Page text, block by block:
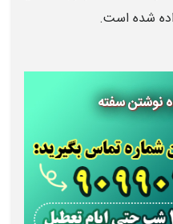
شده است.
نوشتن سفته